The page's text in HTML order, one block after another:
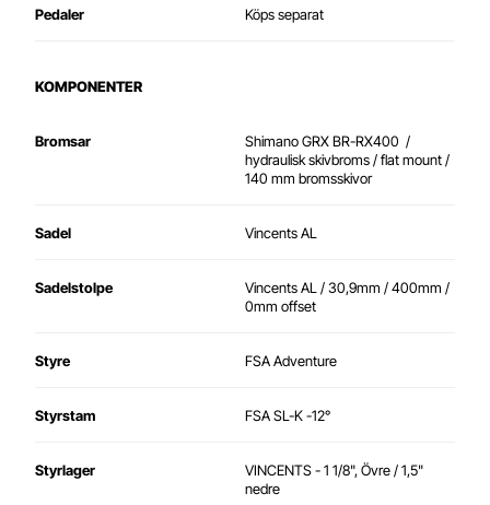
Pedaler Köps separat
KOMPONENTER
Bromsar
Shimano GRX BR-RX400 /
hydraulisk skivbroms / flat mount /
140 mm bromsskivor
Sadel Vincents AL
Sadelstolpe
Vincents AL / 30,9mm / 400mm /
0mm offset
Styre FSA Adventure
Styrstam FSA SL-K -12°
Styrlager
VINCENTS - 1 1/8", Övre / 1,5"
nedre